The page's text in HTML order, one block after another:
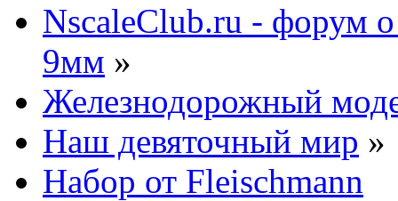
NscaleClub.ru - форум
9мм »
Железнодорожный
Наш девяточный мир »
Набор от Fleischmann